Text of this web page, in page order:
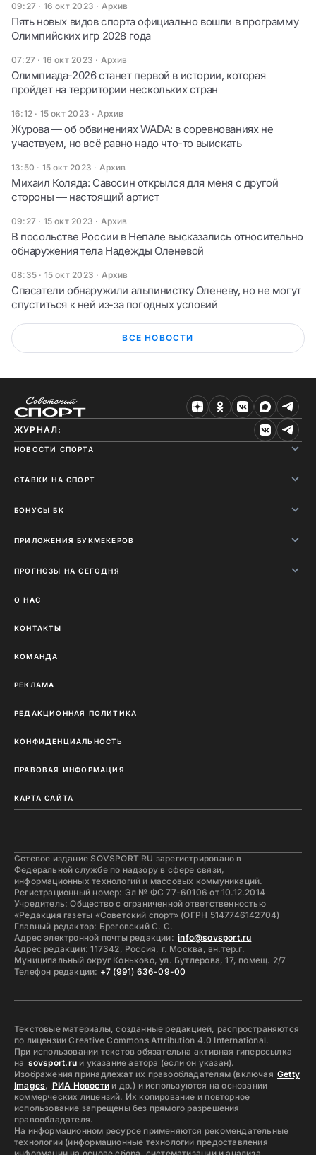
09:27 · 16 окт 2023 · Архив
Пять новых видов спорта официально вошли в программу
Олимпийских игр 2028 года
07:27 · 16 окт 2023 · Архив
Олимпиада-2026 станет первой в истории, которая
пройдет на территории нескольких стран
16:12 · 15 окт 2023 · Архив
Журова — об обвинениях WADA: в соревнованиях не
участвуем, но всё равно надо что-то выискать
13:50 · 15 окт 2023 · Архив
Михаил Коляда: Савосин открылся для меня с другой
стороны — настоящий артист
09:27 · 15 окт 2023 · Архив
В посольстве России в Непале высказались относительно
обнаружения тела Надежды Оленевой
08:35 · 15 окт 2023 · Архив
Спасатели обнаружили альпинистку Оленеву, но не могут
спуститься к ней из-за погодных условий
ВСЕ НОВОСТИ
ЖУРНАЛ:
НОВОСТИ СПОРТА
СТАВКИ НА СПОРТ
БОНУСЫ БК
ПРИЛОЖЕНИЯ БУКМЕКЕРОВ
ПРОГНОЗЫ НА СЕГОДНЯ
О НАС
КОНТАКТЫ
КОМАНДА
РЕКЛАМА
РЕДАКЦИОННАЯ ПОЛИТИКА
КОНФИДЕНЦИАЛЬНОСТЬ
ПРАВОВАЯ ИНФОРМАЦИЯ
КАРТА САЙТА
Сетевое издание SOVSPORT RU зарегистрировано в
Федеральной службе по надзору в сфере связи,
информационных технологий и массовых коммуникаций.
Регистрационный номер: Эл № ФС 77-60106 от 10.12.2014
Учредитель: Общество с ограниченной ответственностью
«Редакция газеты «Советский спорт» (ОГРН 5147746142704)
Главный редактор: Бреговский С. С.
Адрес электронной почты редакции: info@sovsport.ru
Адрес редакции: 117342, Россия, г. Москва, вн.тер.г.
Муниципальный округ Коньково, ул. Бутлерова, 17, помещ. 2/7
Телефон редакции: +7 (991) 636-09-00
Текстовые материалы, созданные редакцией, распространяются
по лицензии Creative Commons Attribution 4.0 International.
При использовании текстов обязательна активная гиперссылка
на sovsport.ruи указание автора (если он указан).
Изображения принадлежат их правообладателям (включая Getty
Images, РИА Новости и др.) и используются на основании
коммерческих лицензий. Их копирование и повторное
использование запрещены без прямого разрешения
правообладателя.
На информационном ресурсе применяются рекомендательные
технологии (информационные технологии предоставления